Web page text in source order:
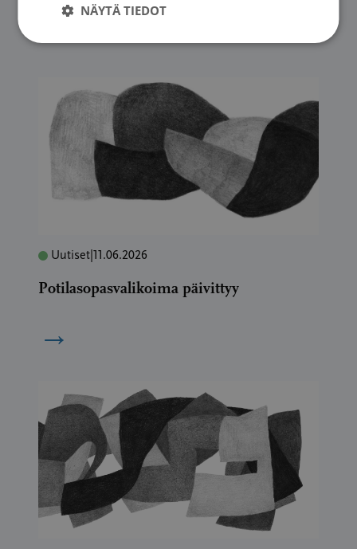
Uutiset 11.06.2026
Potilasopasvalikoima päivittyy
→
NÄYTÄ TIEDOT